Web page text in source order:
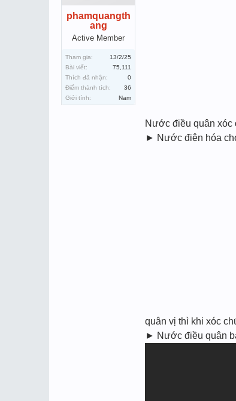
phamquangth
ang
Active Member
Tham gia:
13/2/25
Bài viết:
75,111
Thích đã nhận:
0
Điểm thành tích:
36
Giới tính:
Nam
Nước điều quân xóc
► Nước điện hóa
quân vị thì khi xóc
► Nước điều quân